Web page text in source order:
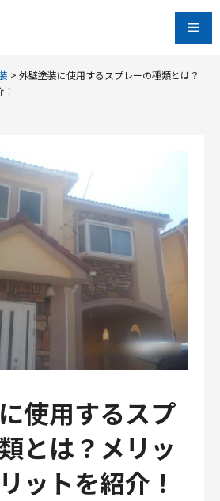
> 外壁塗装に使用するスプレーの種類とは？
使用するスプ
とは？メリッ
ットを紹介！